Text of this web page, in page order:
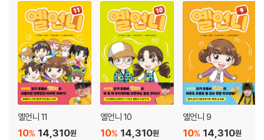
옐언니 11
14,310원
10%
옐언니 10
14,310원
10%
옐언니 9
14,310원
10%